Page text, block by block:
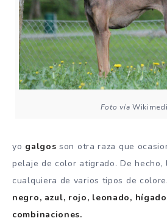
Foto vía
yo galgos son otra raza que
pelaje de color atigrado. De hecho,
cualquiera de varios tipos de
negro, azul, rojo, leonado,
combinaciones.